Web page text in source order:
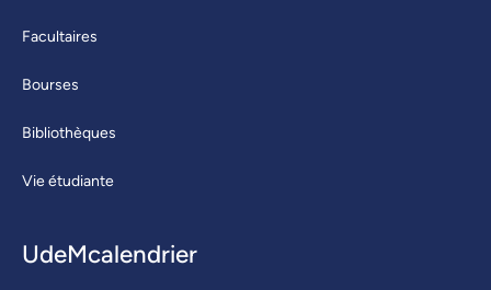
Facultaires
Bourses
Bibliothèques
Vie étudiante
UdeMcalendrier